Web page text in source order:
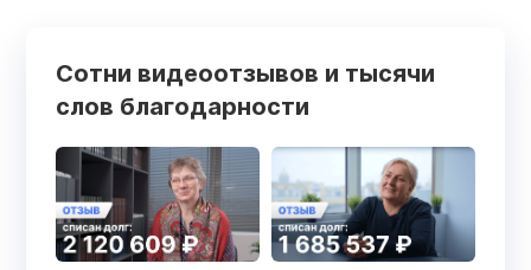
Сотни видеоотзывов и тысячи
слов благодарности